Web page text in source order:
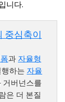
니다.
중심축이
과 자율형
행하는 자율
거버넌스를
은 더 본질